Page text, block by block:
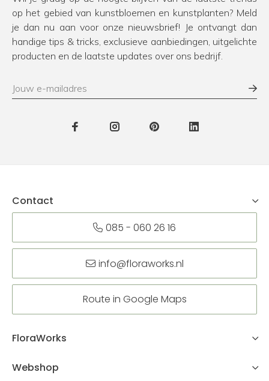
op het gebied van kunstbloemen en kunstplanten? Meld
je dan nu aan voor onze nieuwsbrief! Je ontvangt dan
handige tips & tricks, exclusieve aanbiedingen, uitgelichte
producten en de laatste updates over ons bedrijf.
Contact
085 - 060 26 16
info@floraworks.nl
Route in Google Maps
FloraWorks
Webshop